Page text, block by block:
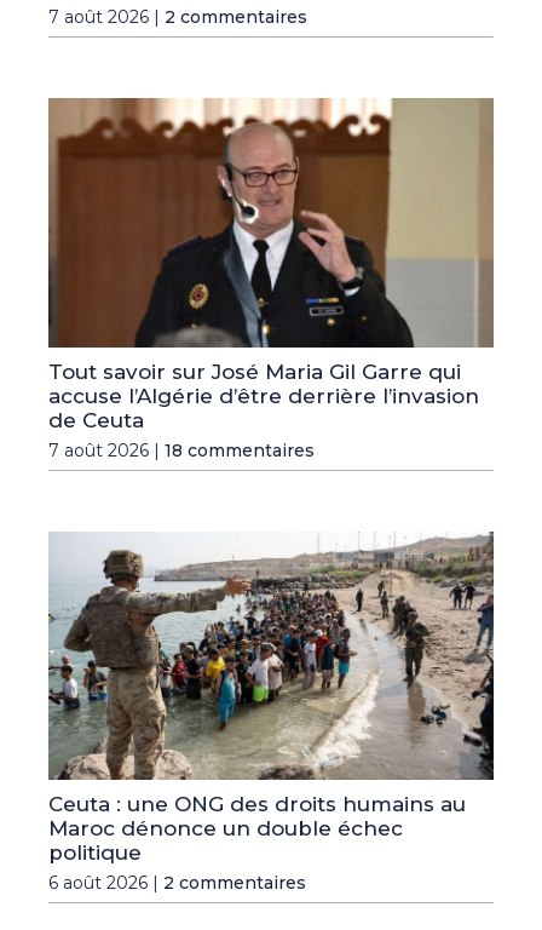
7 août 2026 | 2 commentaires
Tout savoir sur José Maria Gil Garre qui
accuse l’Algérie d’être derrière l’invasion
de Ceuta
7 août 2026 | 18 commentaires
Ceuta : une ONG des droits humains au
Maroc dénonce un double échec
politique
6 août 2026 | 2 commentaires